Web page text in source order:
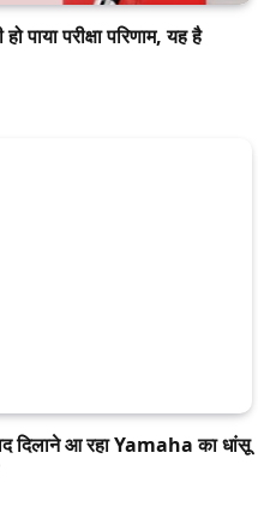
पाया परीक्षा परिणाम, यह है
दिलाने आ रहा Yamaha का धांसू